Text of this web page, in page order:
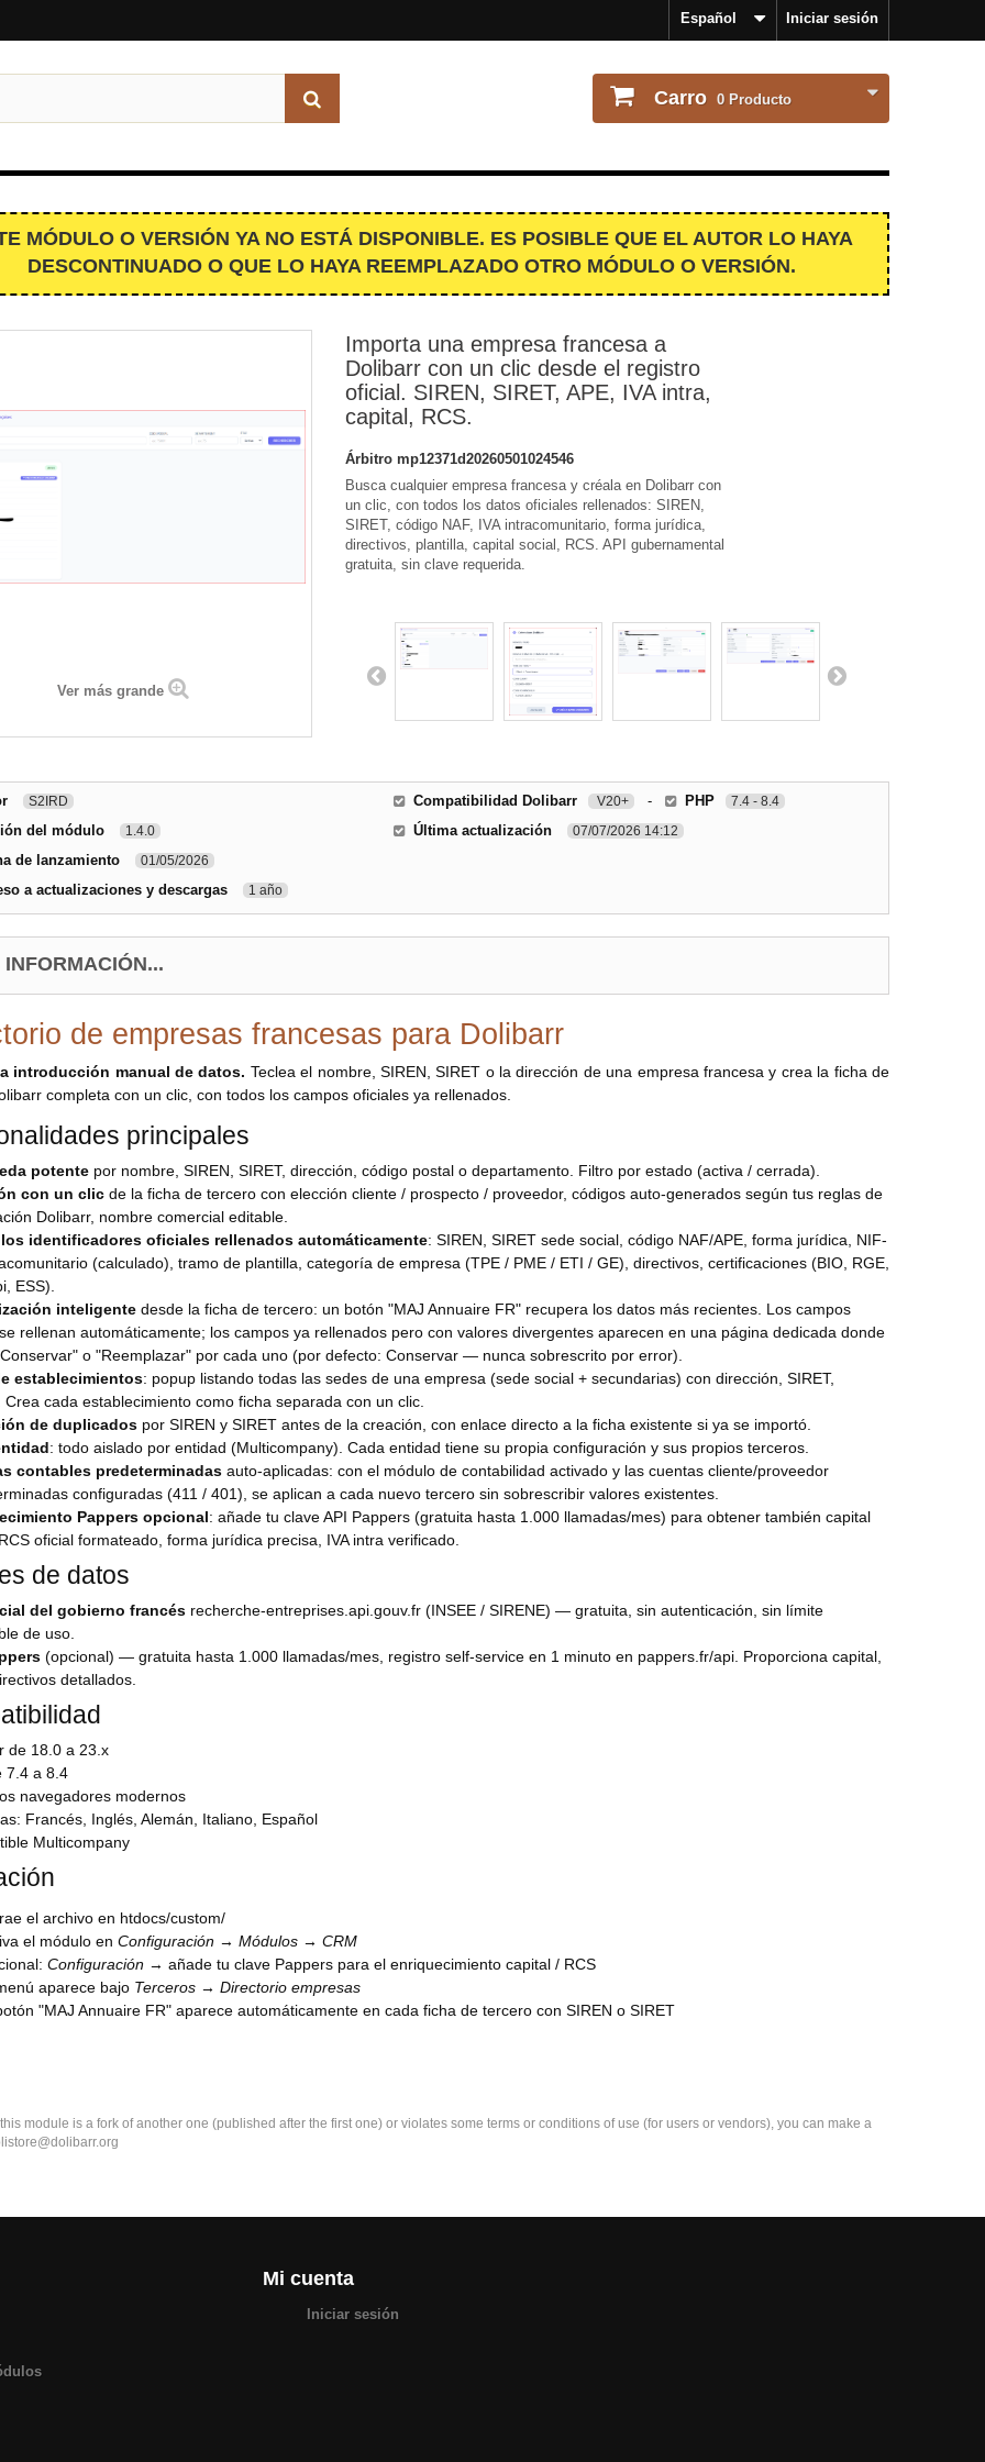
Iniciar sesión
Español
Carro 0 Producto
MÓDULO O VERSIÓN YA NO ESTÁ DISPONIBLE. ES POSIBLE QUE EL AUTOR LO HAYA
DESCONTINUADO O QUE LO HAYA REEMPLAZADO OTRO MÓDULO O VERSIÓN.
Ver más grande
Importa una empresa francesa a
Dolibarr con un clic desde el registro
oficial. SIREN, SIRET, APE, IVA intra,
capital, RCS.
Árbitro mp12371d20260501024546
Busca cualquier empresa francesa y créala en Dolibarr con
un clic, con todos los datos oficiales rellenados: SIREN,
SIRET, código NAF, IVA intracomunitario, forma jurídica,
directivos, plantilla, capital social, RCS. API gubernamental
gratuita, sin clave requerida.
S2IRD
del módulo 1.4.0
de lanzamiento 01/05/2026
a actualizaciones y descargas 1 año
Compatibilidad Dolibarr V20+ - PHP 7.4 - 8.4
Última actualización 07/07/2026 14:12
INFORMACIÓN...
de empresas francesas para Dolibarr
introducción manual de datos. Teclea el nombre, SIREN, SIRET o la dirección de una empresa francesa y crea la ficha de
completa con un clic, con todos los campos oficiales ya rellenados.
principales
potente por nombre, SIREN, SIRET, dirección, código postal o departamento. Filtro por estado (activa / cerrada).
con un clic de la ficha de tercero con elección cliente / prospecto / proveedor, códigos auto-generados según tus reglas de
Dolibarr, nombre comercial editable.
identificadores oficiales rellenados automáticamente: SIREN, SIRET sede social, código NAF/APE, forma jurídica, NIF-
(calculado), tramo de plantilla, categoría de empresa (TPE / PME / ETI / GE), directivos, certificaciones (BIO, RGE,
ESS).
inteligente desde la ficha de tercero: un botón "MAJ Annuaire FR" recupera los datos más recientes. Los campos
rellenan automáticamente; los campos ya rellenados pero con valores divergentes aparecen en una página dedicada donde
o "Reemplazar" por cada uno (por defecto: Conservar — nunca sobrescrito por error).
establecimientos: popup listando todas las sedes de una empresa (sede social + secundarias) con dirección, SIRET,
Crea cada establecimiento como ficha separada con un clic.
de duplicados por SIREN y SIRET antes de la creación, con enlace directo a la ficha existente si ya se importó.
: todo aislado por entidad (Multicompany). Cada entidad tiene su propia configuración y sus propios terceros.
contables predeterminadas auto-aplicadas: con el módulo de contabilidad activado y las cuentas cliente/proveedor
configuradas (411 / 401), se aplican a cada nuevo tercero sin sobrescribir valores existentes.
Pappers opcional: añade tu clave API Pappers (gratuita hasta 1.000 llamadas/mes) para obtener también capital
oficial formateado, forma jurídica precisa, IVA intra verificado.
de datos
del gobierno francés recherche-entreprises.api.gouv.fr (INSEE / SIRENE) — gratuita, sin autenticación, sin límite
de uso.
(opcional) — gratuita hasta 1.000 llamadas/mes, registro self-service en 1 minuto en pappers.fr/api. Proporciona capital,
detallados.
de 18.0 a 23.x
7.4 a 8.4
navegadores modernos
Francés, Inglés, Alemán, Italiano, Español
Multicompany
el archivo en htdocs/custom/
el módulo en Configuración → Módulos → CRM
Configuración → añade tu clave Pappers para el enriquecimiento capital / RCS
aparece bajo Terceros → Directorio empresas
"MAJ Annuaire FR" aparece automáticamente en cada ficha de tercero con SIREN o SIRET
module is a fork of another one (published after the first one) or violates some terms or conditions of use (for users or vendors), you can make a
Mi cuenta
Iniciar sesión